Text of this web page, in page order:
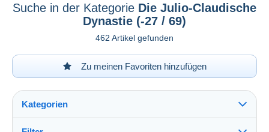
Suche in der Kategorie Die Julio-Claudische
Dynastie (-27 / 69)
462 Artikel gefunden
Zu meinen Favoriten hinzufügen
Kategorien